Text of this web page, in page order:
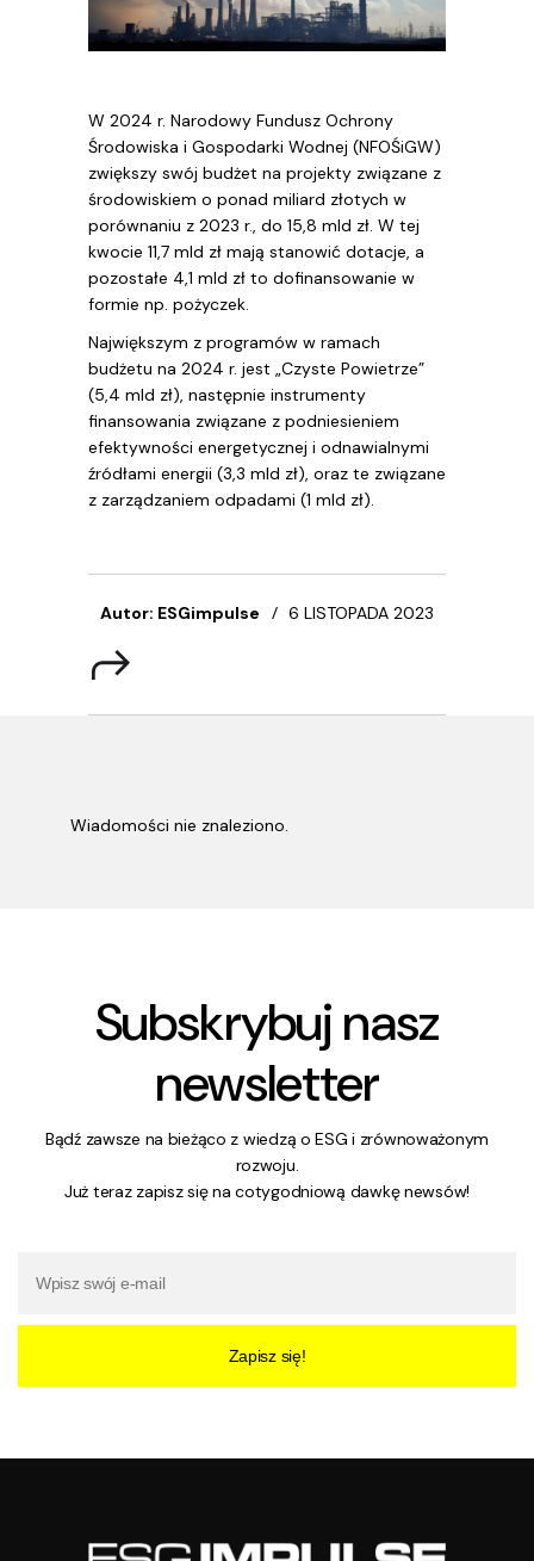
W 2024 r. Narodowy Fundusz Ochrony
Środowiska i Gospodarki Wodnej (NFOŚiGW)
zwiększy swój budżet na projekty związane z
środowiskiem o ponad miliard złotych w
porównaniu z 2023 r., do 15,8 mld zł. W tej
kwocie 11,7 mld zł mają stanowić dotacje, a
pozostałe 4,1 mld zł to dofinansowanie w
formie np. pożyczek.
Największym z programów w ramach
budżetu na 2024 r. jest „Czyste Powietrze”
(5,4 mld zł), następnie instrumenty
finansowania związane z podniesieniem
efektywności energetycznej i odnawialnymi
źródłami energii (3,3 mld zł), oraz te związane
z zarządzaniem odpadami (1 mld zł).
Autor: ESGimpulse 6 LISTOPADA 2023
Wiadomości nie znaleziono.
Subskrybuj nasz
newsletter
Bądź zawsze na bieżąco z wiedzą o ESG i zrównoważonym
rozwoju.
Już teraz zapisz się na cotygodniową dawkę newsów!
Zapisz się!